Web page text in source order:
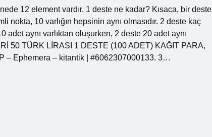
12 element vardır. 1 deste ne kadar? Kısaca, bir deste
10 varlığın hepsinin aynı olmasıdır. 2 deste kaç
aynı varlıktan oluşurken, 2 deste 20 adet aynı
50 TÜRK LİRASI 1 DESTE (100 ADET) KAĞIT PARA,
– Ephemera – kitantik | #6062307000133. 3…